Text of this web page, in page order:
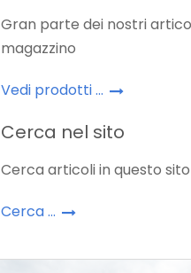
Gran parte dei nostri
magazzino
Vedi prodotti ...
Cerca nel sito
Cerca articoli in questo sito
Cerca ...